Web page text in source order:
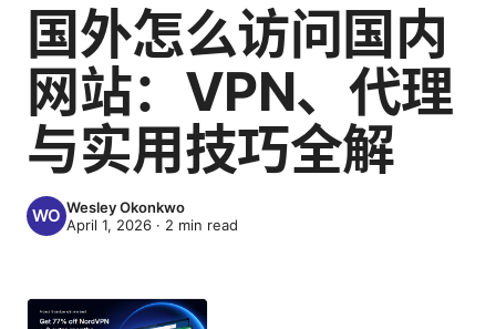
国外怎么访问国内
网站：VPN、代理
与实用技巧全解
Wesley Okonkwo
April 1, 2026 · 2 min read